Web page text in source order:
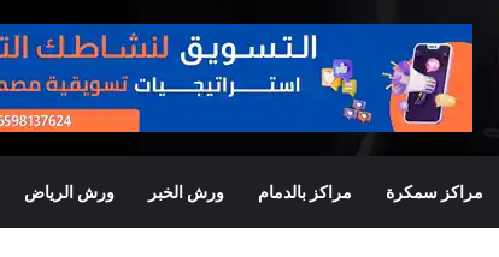
مراكز سمكرة مراكز بالدمام ورش الخبر ورش الرياض